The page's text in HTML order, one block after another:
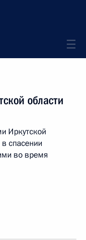
области
Иркутской
спасении
во время